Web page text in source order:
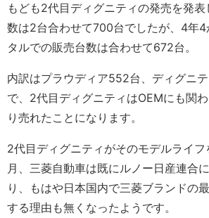
もども2代目ディグニティの発売を発
数は2台合わせて700台でしたが、4年
タルでの販売台数は合わせて672台。
内訳はプラウディア552台、ディグニ
で、2代目ディグニティはOEMにも関
り売れたことになります。
2代目ディグニティがそのモデルライフ
月、三菱自動車は既にルノー日産連合
り、もはや日本国内で三菱ブランドの
する理由も無くなったようです。